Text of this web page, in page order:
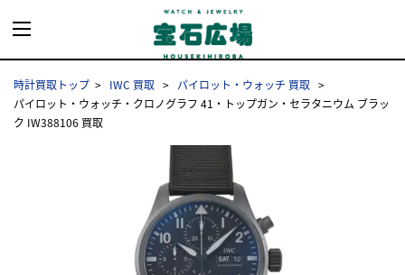
時計買取トップ IWC 買取
パイロット・ウォッチ 買取
パイロット・ウォッチ・クロノグラフ 41・トップガン・セラタニウム ブラッ
ク IW388106 買取